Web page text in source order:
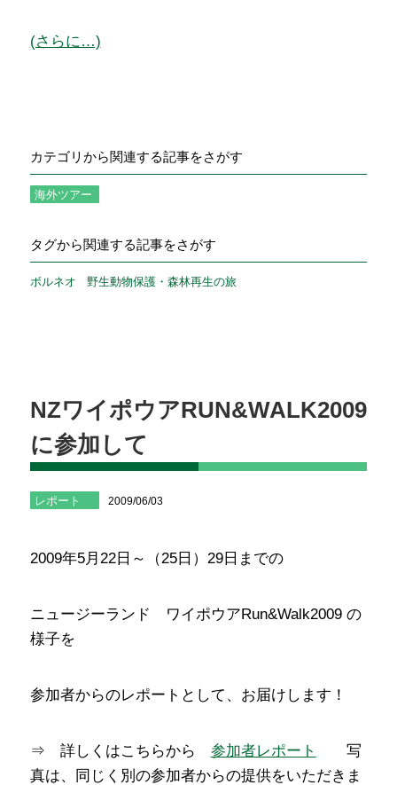
(さらに…)
カテゴリから関連する記事をさがす
海外ツアー
タグから関連する記事をさがす
ボルネオ 野生動物保護・森林再生の旅
NZワイポウアRUN&WALK2009
に参加して
レポート 2009/06/03
2009年5月22日～（25日）29日までの
ニュージーランド ワイポウアRun&Walk2009 の
様子を
参加者からのレポートとして、お届けします！
⇒ 詳しくはこちらから 参加者レポート
写
真は、同じく別の参加者からの提供をいただきま